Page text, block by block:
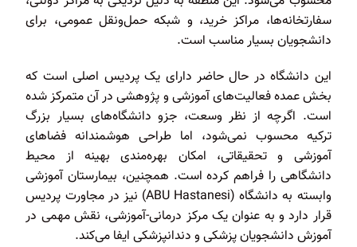
سفارتخانه‌ها، مراکز خرید، و شبکه حمل‌ونقل عمومی، برای
دانشجویان بسیار مناسب است.
این دانشگاه در حال حاضر دارای یک پردیس اصلی است که
بخش عمده فعالیت‌های آموزشی و پژوهشی در آن متمرکز شده
است. اگرچه از نظر وسعت، جزو دانشگاه‌های بسیار بزرگ
ترکیه محسوب نمی‌شود، اما طراحی هوشمندانه فضاهای
آموزشی و تحقیقاتی، امکان بهره‌مندی بهینه از محیط
دانشگاهی را فراهم کرده است. همچنین، بیمارستان آموزشی
وابسته به دانشگاه (ABU Hastanesi) نیز در مجاورت پردیس
قرار دارد و به عنوان یک مرکز درمانی-آموزشی، نقش مهمی در
آموزش دانشجویان پزشکی و دندانپزشکی ایفا می‌کند.